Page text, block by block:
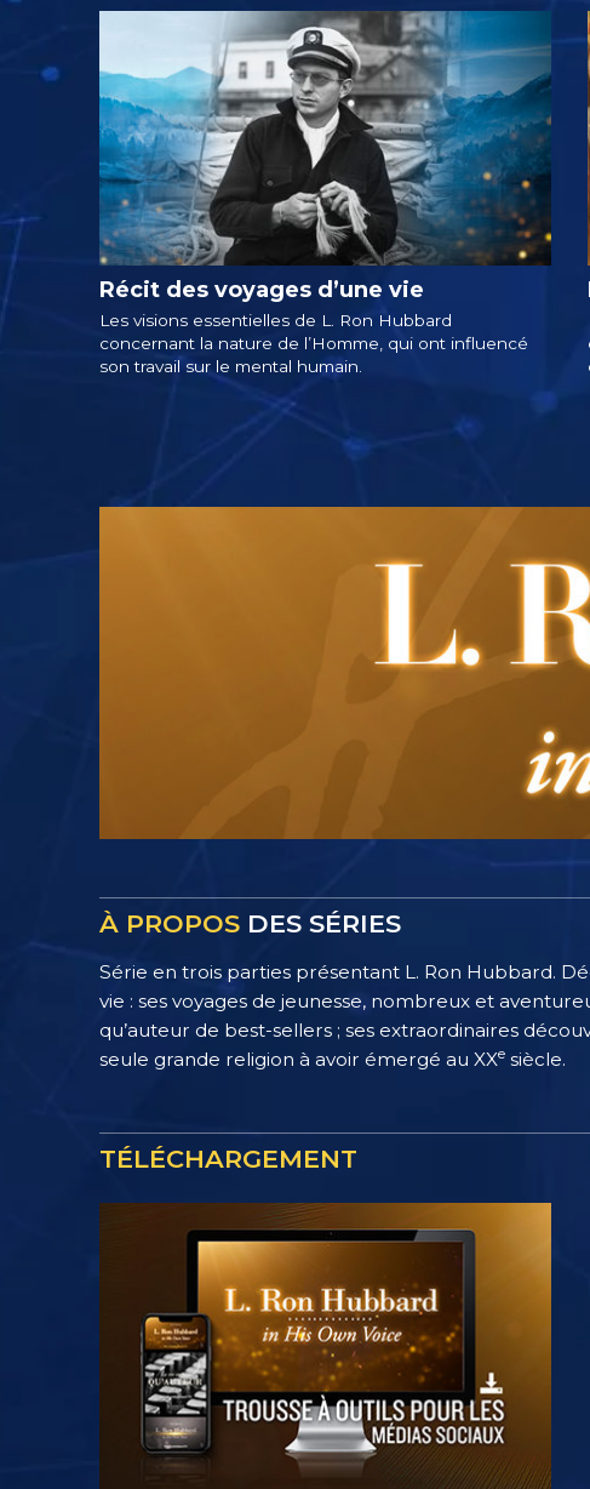
Récit des voyages d’une vie
Les visions essentielles de L. Ron Hubbard
concernant la nature de l’Homme, qui ont influencé
son travail sur le mental humain.
À PROPOS DES SÉRIES
Série en trois parties présentant L. Ron Hubbard.
vie : ses voyages de jeunesse, nombreux et
qu’auteur de best-sellers ; ses extraordinaires
seule grande religion à avoir émergé au XXe siècle.
TÉLÉCHARGEMENT